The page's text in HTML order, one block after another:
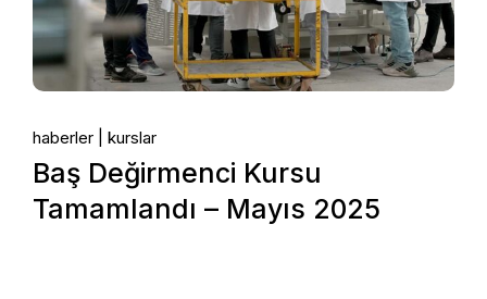
haberler kurslar
Baş Değirmenci Kursu
Tamamlandı – Mayıs 2025